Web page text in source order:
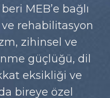
MEB’e bağlı
rehabilitasyon
zihinsel ve
güçlüğü, dil
eksikliği ve
bireye özel